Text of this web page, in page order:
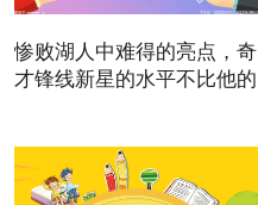
惨败湖人中难得的亮点，奇
才锋线新星的水平不比他的